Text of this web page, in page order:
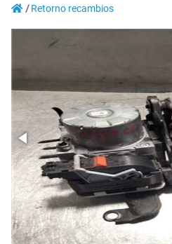
Retorno recambios